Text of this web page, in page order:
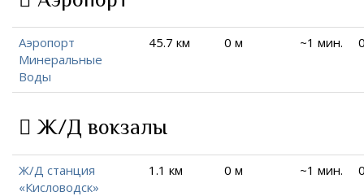
Аэропорт
Минеральные
Воды
45.7 км 0 м ~1 мин.
Ж/Д вокзалы
Ж/Д станция
«Кисловодск»
1.1 км 0 м ~1 мин.